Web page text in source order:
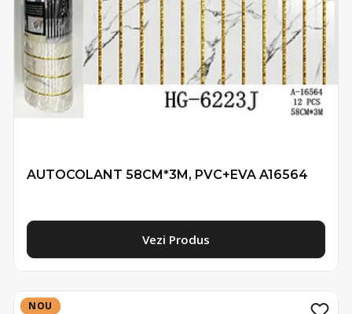
AUTOCOLANT 58CM*3M, PVC+EVA A16564
Vezi Produs
NOU
NOU